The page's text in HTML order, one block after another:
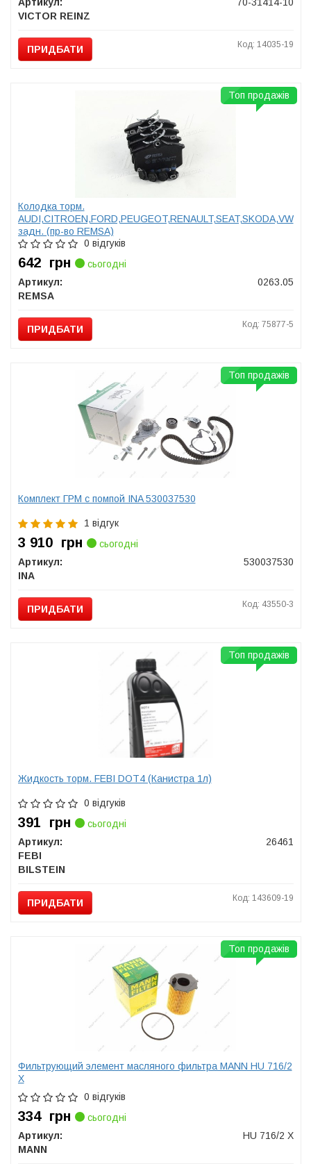
VICTOR REINZ
ПРИДБАТИ Код: 14035-19
Колодка торм.
AUDI,CITROEN,FORD,PEUGEOT,RENAULT,SEAT,SKODA,VW
задн. (пр-во REMSA)
0 відгуків
642 грн
сьогодні
Артикул:
0263.05
REMSA
ПРИДБАТИ Код: 75877-5
Топ продажів
Комплект ГРМ с помпой INA 530037530
1 відгук
3 910 грн
сьогодні
Артикул:
530037530
INA
ПРИДБАТИ Код: 43550-3
Топ продажів
Жидкость торм. FEBI DOT4 (Канистра 1л)
0 відгуків
391 грн
сьогодні
Артикул:
26461
FEBI
BILSTEIN
ПРИДБАТИ Код: 143609-19
Топ продажів
Фильтрующий элемент масляного фильтра MANN HU 716/2
X
0 відгуків
334 грн
сьогодні
Артикул:
HU 716/2 X
MANN
Топ продажів